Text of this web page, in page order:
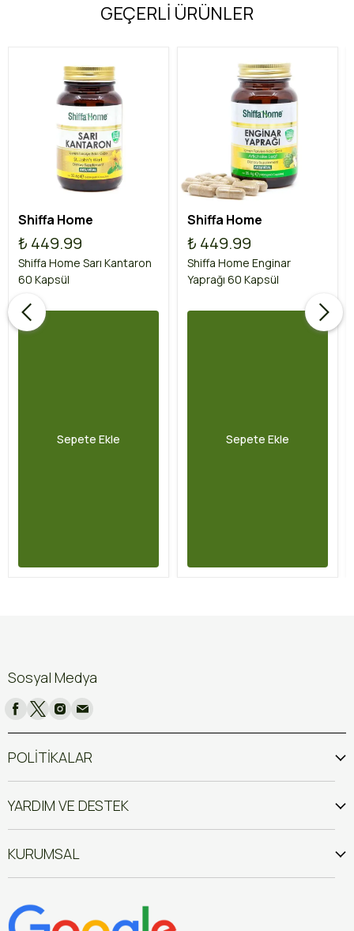
GEÇERLİ ÜRÜNLER
Shiffa Home
₺ 449.99
Shiffa Home Sarı Kantaron
60 Kapsül
Sepete Ekle
Shiffa Home
₺ 449.99
Shiffa Home Enginar
Yaprağı 60 Kapsül
Sepete Ekle
Sosyal Medya
POLİTİKALAR
YARDIM VE DESTEK
KURUMSAL